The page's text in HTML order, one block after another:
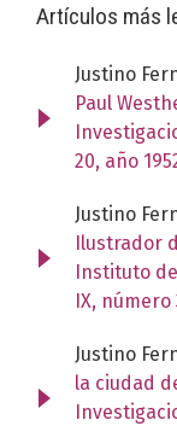
Artículos más
Justino
Paul
20, año
Justino
Ilustrador
Instituto
IX, número
Justino
la ciudad